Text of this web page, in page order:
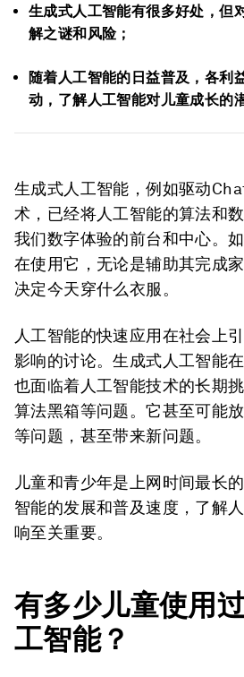
生成式人工智能有很多好处，但
解之谜和风险；
随着人工智能的日益普及，各利
动，了解人工智能对儿童成长的
生成式人工智能，例如驱动
术，已经将人工智能的算法和
我们数字体验的前台和中心。
在使用它，无论是辅助其完成
决定今天穿什么衣服。
人工智能的快速应用在社会上
影响的讨论。生成式人工智能
也面临着人工智能技术的长期
算法黑箱等问题。它甚至可能
等问题，甚至带来新问题。
儿童和青少年是上网时间最长
智能的发展和普及速度，了解
响至关重要。
有多少儿童使用
工智能？